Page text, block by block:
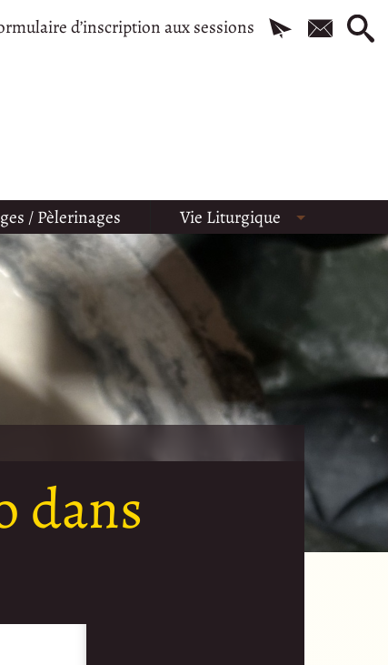
d’inscription aux sessions
/ Pèlerinages Vie Liturgique
dans